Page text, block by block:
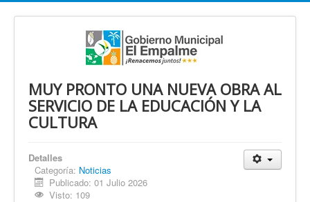
MUY PRONTO UNA NUEVA OBRA AL
SERVICIO DE LA EDUCACIÓN Y LA
CULTURA
Detalles
Categoría: Noticias
Publicado: 01 Julio 2026
Visto: 109